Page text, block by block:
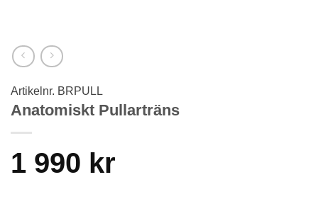
Artikelnr. BRPULL
Anatomiskt Pullarträns
1 990 kr